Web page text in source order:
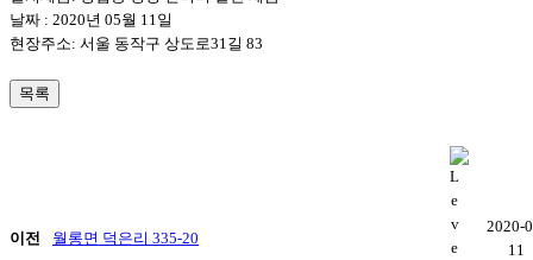
날짜 : 2020년 05월 11일
현장주소: 서울 동작구 상도로31길 83
목록
이전 월롱면 덕은리 335-20
2020-
11